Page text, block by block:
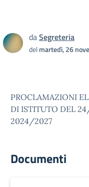
daSegreteria
delmartedì, 26
PROCLAMAZIONI
DI ISTITUTO DEL
2024/2027
Documenti